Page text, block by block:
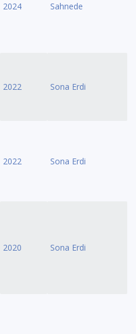
2024 Sahnede
2022 Sona Erdi
2022 Sona Erdi
2020 Sona Erdi